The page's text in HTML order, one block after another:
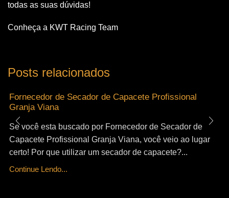
todas as suas dúvidas!
Conheça a KWT Racing Team
Posts relacionados
Fornecedor de Secador de Capacete Profissional
Granja Viana
Se você esta buscado por Fornecedor de Secador de
Capacete Profissional Granja Viana, você veio ao lugar
certo! Por que utilizar um secador de capacete?...
Continue Lendo...